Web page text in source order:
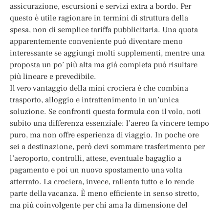
assicurazione, escursioni e servizi extra a bordo. Per
questo è utile ragionare in termini di struttura della
spesa, non di semplice tariffa pubblicitaria. Una quota
apparentemente conveniente può diventare meno
interessante se aggiungi molti supplementi, mentre una
proposta un po’ più alta ma già completa può risultare
più lineare e prevedibile.
Il vero vantaggio della mini crociera è che combina
trasporto, alloggio e intrattenimento in un’unica
soluzione. Se confronti questa formula con il volo, noti
subito una differenza essenziale: l’aereo fa vincere tempo
puro, ma non offre esperienza di viaggio. In poche ore
sei a destinazione, però devi sommare trasferimento per
l’aeroporto, controlli, attese, eventuale bagaglio a
pagamento e poi un nuovo spostamento una volta
atterrato. La crociera, invece, rallenta tutto e lo rende
parte della vacanza. È meno efficiente in senso stretto,
ma più coinvolgente per chi ama la dimensione del